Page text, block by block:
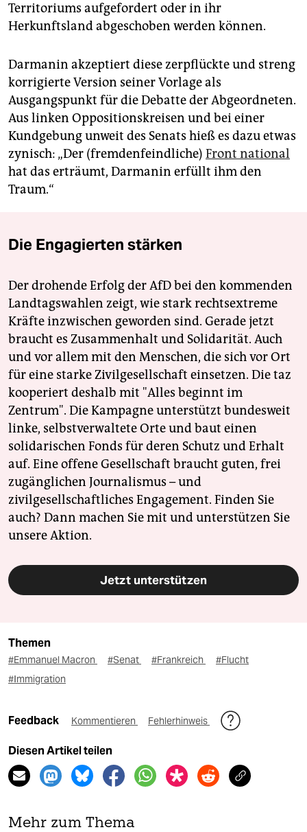
Territoriums aufgefordert oder in ihr
Herkunftsland abgeschoben werden können.
Darmanin akzeptiert diese zerpflückte und streng
korrigierte Version seiner Vorlage als
Ausgangspunkt für die Debatte der Abgeordneten.
Aus linken Oppositionskreisen und bei einer
Kundgebung unweit des Senats hieß es dazu etwas
zynisch: „Der (fremdenfeindliche) Front national
hat das erträumt, Darmanin erfüllt ihm den
Traum.“
Die Engagierten stärken
Der drohende Erfolg der AfD bei den kommenden
Landtagswahlen zeigt, wie stark rechtsextreme
Kräfte inzwischen geworden sind. Gerade jetzt
braucht es Zusammenhalt und Solidarität. Auch
und vor allem mit den Menschen, die sich vor Ort
für eine starke Zivilgesellschaft einsetzen. Die taz
kooperiert deshalb mit "Alles beginnt im
Zentrum". Die Kampagne unterstützt bundesweit
linke, selbstverwaltete Orte und baut einen
solidarischen Fonds für deren Schutz und Erhalt
auf. Eine offene Gesellschaft braucht guten, frei
zugänglichen Journalismus – und
zivilgesellschaftliches Engagement. Finden Sie
auch? Dann machen Sie mit und unterstützen Sie
unsere Aktion.
Jetzt unterstützen
Themen
#Emmanuel Macron #Senat #Frankreich
#Flucht
#Immigration
Feedback Kommentieren Fehlerhinweis
Diesen Artikel teilen
Mehr zum Thema